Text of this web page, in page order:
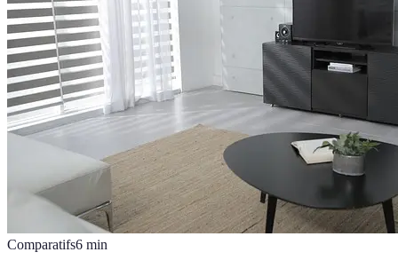
Comparatifs6 min